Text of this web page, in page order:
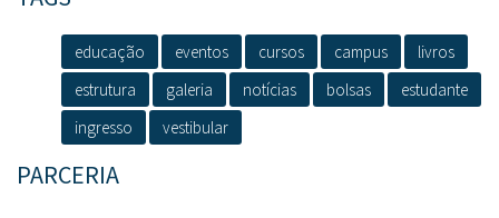
educação eventos cursos campus
livros
estrutura
galeria notícias bolsas
estudante
ingresso
vestibular
PARCERIA